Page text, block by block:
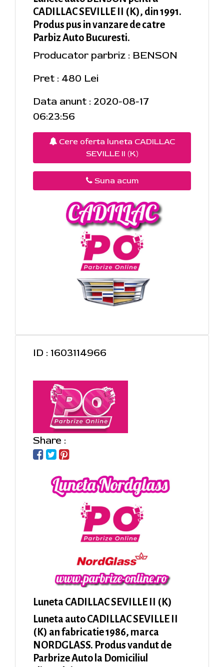
CADILLAC SEVILLE II (K), din 1991.
Produs pus in vanzare de catre
Parbiz Auto Bucuresti.
Producator parbriz : BENSON
Pret : 480 Lei
Data anunt : 2020-08-17
06:23:56
Cere oferta luneta CADILLAC
SEVILLE II (K)
Suna acum
ID : 1603114966
Share :
Luneta CADILLAC SEVILLE II (K)
Luneta auto CADILLAC SEVILLE II
(K) an fabricatie 1986, marca
NORDGLASS. Produs vandut de
Parbrize Auto la Domiciliul